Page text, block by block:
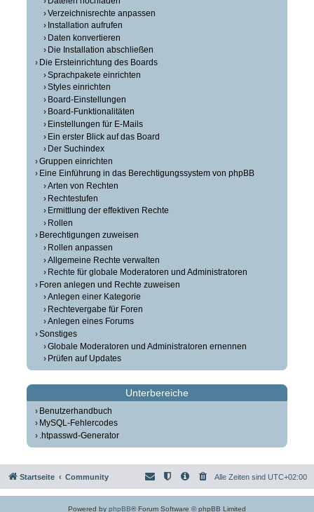
Verzeichnisrechte anpassen
Installation aufrufen
Daten konvertieren
Die Installation abschließen
Die Ersteinrichtung des Boards
Sprachpakete einrichten
Styles einrichten
Board-Einstellungen
Board-Funktionalitäten
Einstellungen für E-Mails
Ein erster Blick auf das Board
Der Suchindex
Gruppen einrichten
Eine Einführung in das Berechtigungssystem von phpBB
Arten von Rechten
Rechtestufen
Ermittlung der effektiven Rechte
Rollen
Berechtigungen zuweisen
Rollen anpassen
Allgemeine Rechte verwalten
Rechte für globale Moderatoren und Administratoren
Foren anlegen und Rechte zuweisen
Anlegen einer Kategorie
Rechtevergabe für Foren
Anlegen eines Forums
Sonstiges
Globale Moderatoren und Administratoren ernennen
Prüfen auf Updates
Unterbereiche
Benutzerhandbuch
MySQL-Fehlercodes
.htpasswd-Generator
Startseite Community Alle Zeiten sind UTC+02:00
Powered by phpBB® Forum Software © phpBB Limited